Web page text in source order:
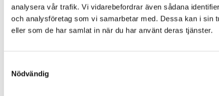
analysera vår trafik. Vi vidarebefordrar även sådana
och analysföretag som vi samarbetar med. Dessa kan i sin
eller som de har samlat in när du har använt deras tjänster.
Nödvändig